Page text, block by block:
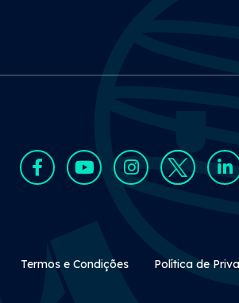
Rodapé
Termos e Condições Política de